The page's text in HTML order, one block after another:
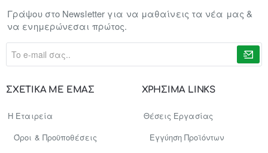
ΣΧΕΤΙΚΑ ΜΕ ΕΜΑΣ
Η Εταιρεία
Όροι & Προϋποθέσεις
ΧΡΗΣΙΜΑ LINKS
Θέσεις Εργασίας
Εγγύηση Προϊόντων
Γράψου στο Newsletter για να μαθαίνεις τα νέα μας &
να ενημερώνεσαι πρώτος.
σας..